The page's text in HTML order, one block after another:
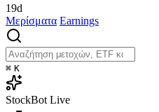
19d
Μερίσματα Earnings
⌘ K
StockBot Live